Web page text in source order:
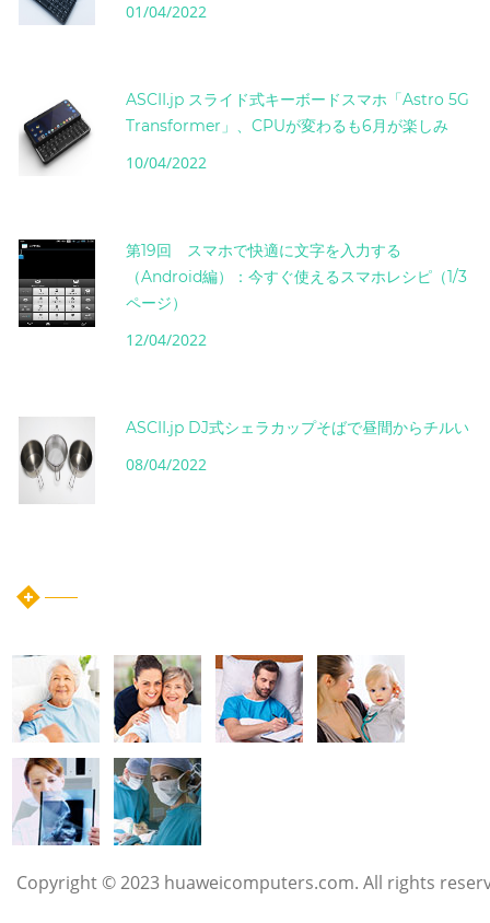
01/04/2022
ASCII.jp スライド式キーボードスマホ「Astro 5G
Transformer」、CPUが変わるも6月が楽しみ
10/04/2022
第19回 スマホで快適に文字を入力する
（Android編）：今すぐ使えるスマホレシピ（1/3
ページ）
12/04/2022
ASCII.jp DJ式シェラカップそばで昼間からチルい
08/04/2022
Copyright © 2023 huaweicomputers.com. All rights